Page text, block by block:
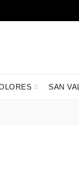
SAN